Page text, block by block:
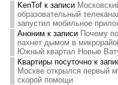
KenTofк записи
образовательный
запустил мобильное
Аноним к записи Почему
пахнет дымом в
Южный квартал Новые
Квартиры посуточнок
Москве открылся первый
скорой помощи